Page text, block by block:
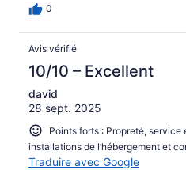
0
Avis vérifié
10/10 – Excellent
david
28 sept. 2025
Points forts : Propreté, service
installations de l’hébergement et
Traduire avec Google